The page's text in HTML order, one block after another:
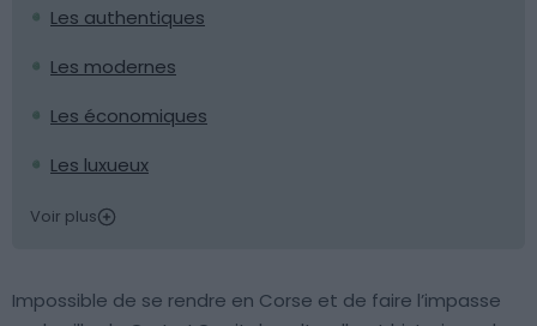
Les authentiques
Les modernes
Les économiques
Les luxueux
Voir plus
Impossible de se rendre en Corse et de faire l’impasse